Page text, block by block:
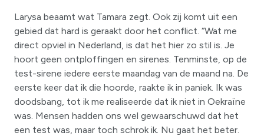
Larysa beaamt wat Tamara zegt. Ook zij komt uit een
gebied dat hard is geraakt door het conflict. “Wat me
direct opviel in Nederland, is dat het hier zo stil is. Je
hoort geen ontploffingen en sirenes. Tenminste, op de
test-sirene iedere eerste maandag van de maand na. De
eerste keer dat ik die hoorde, raakte ik in paniek. Ik was
doodsbang, tot ik me realiseerde dat ik niet in Oekraïne
was. Mensen hadden ons wel gewaarschuwd dat het
een test was, maar toch schrok ik. Nu gaat het beter.